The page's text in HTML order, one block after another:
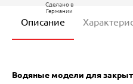
Сделано в
Германии
Описание
Водяные модели для